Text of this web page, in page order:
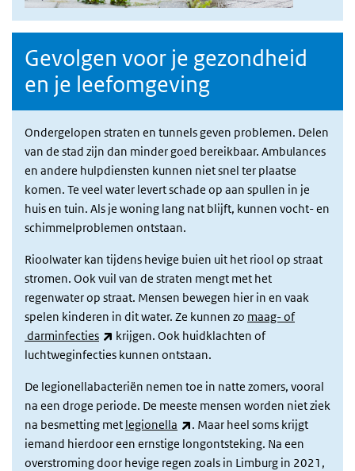
Gevolgen voor je gezondheid
en je leefomgeving
Ondergelopen straten en tunnels geven problemen. Delen
van de stad zijn dan minder goed bereikbaar. Ambulances
en andere hulpdiensten kunnen niet snel ter plaatse
komen. Te veel water levert schade op aan spullen in je
huis en tuin. Als je woning lang nat blijft, kunnen vocht- en
schimmelproblemen ontstaan.
Rioolwater kan tijdens hevige buien uit het riool op straat
stromen. Ook vuil van de straten mengt met het
regenwater op straat. Mensen bewegen hier in en vaak
spelen kinderen in dit water. Ze kunnen zo maag- of
darminfecties
(externe link)
krijgen. Ook huidklachten of
luchtweginfecties kunnen ontstaan.
De legionellabacteriën nemen toe in natte zomers, vooral
na een droge periode. De meeste mensen worden niet ziek
na besmetting met legionella (externe link)
. Maar heel soms krijgt
iemand hierdoor een ernstige longontsteking. Na een
overstroming door hevige regen zoals in Limburg in 2021,